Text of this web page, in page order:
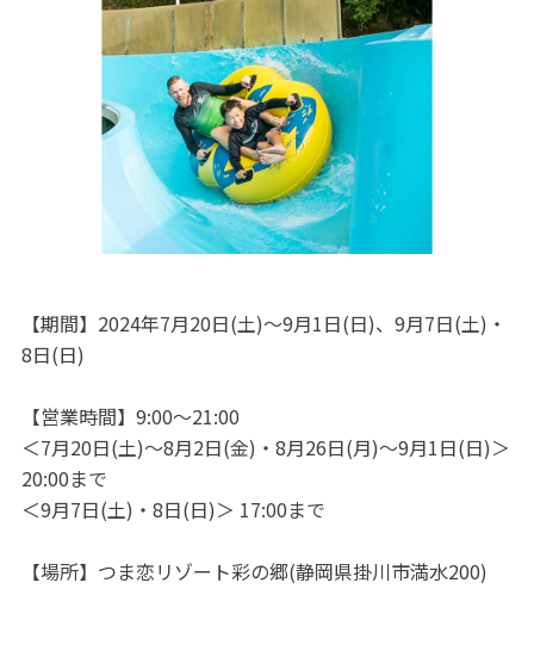
【期間】2024年7月20日(土)～9月1日(日)、9月7日(土)・
8日(日)
【営業時間】9:00～21:00
＜7月20日(土)～8月2日(金)・8月26日(月)～9月1日(日)＞
20:00まで
＜9月7日(土)・8日(日)＞ 17:00まで
【場所】つま恋リゾート彩の郷(静岡県掛川市満水200)